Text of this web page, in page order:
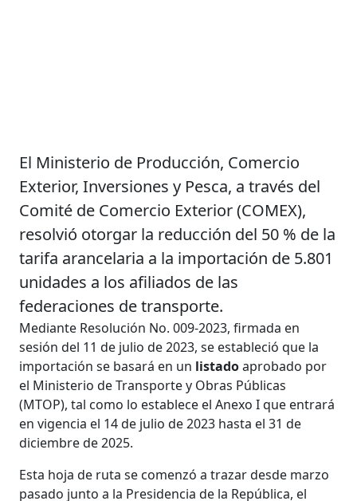
El Ministerio de Producción, Comercio
Exterior, Inversiones y Pesca, a través del
Comité de Comercio Exterior (COMEX),
resolvió otorgar la reducción del 50 % de la
tarifa arancelaria a la importación de 5.801
unidades a los afiliados de las
federaciones de transporte.
Mediante Resolución No. 009-2023, firmada en
sesión del 11 de julio de 2023, se estableció que la
importación se basará en un listadoaprobado por
el Ministerio de Transporte y Obras Públicas
(MTOP), tal como lo establece el Anexo I que entrará
en vigencia el 14 de julio de 2023 hasta el 31 de
diciembre de 2025.
Esta hoja de ruta se comenzó a trazar desde marzo
pasado junto a la Presidencia de la República, el